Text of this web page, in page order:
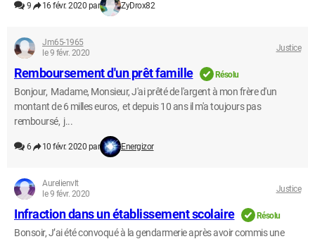
9 16 févr. 2020 par ZyDrox82
Jm65-1965
le 9 févr. 2020
Justice
Remboursement d'un prêt famille Résolu
Bonjour, Madame, Monsieur, J'ai prêté de l'argent à mon frère d'un
montant de 6 milles euros, et depuis 10 ans il m'a toujours pas
remboursé, j...
6 10 févr. 2020 par Energizor
Aurelienvlt
le 9 févr. 2020
Justice
Infraction dans un établissement scolaire Résolu
Bonsoir, J’ai été convoqué à la gendarmerie après avoir commis une